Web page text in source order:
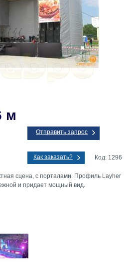
м
Отправить запрос
Как заказать? Код: 1296
сцена, с порталами. Профиль Layher
и придает мощный вид.